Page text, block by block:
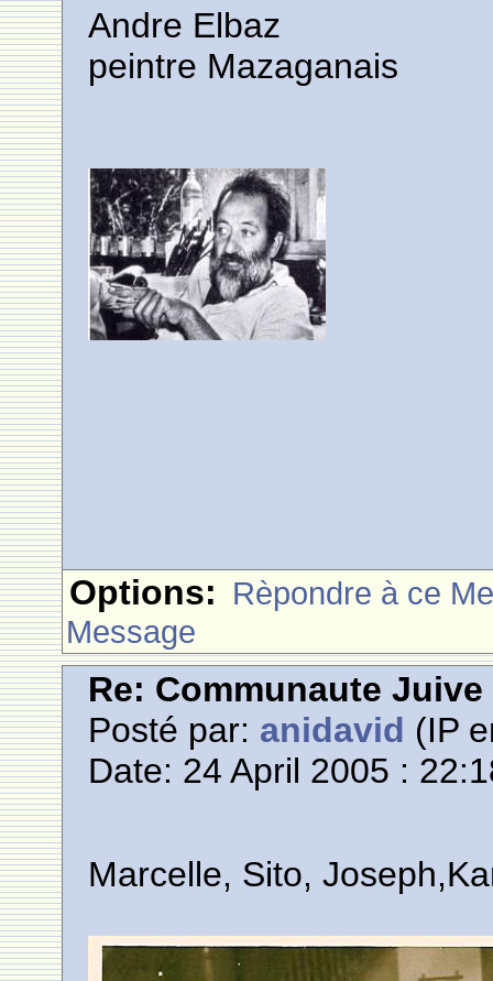
Andre Elbaz
peintre Mazaganais
Options: Rèpondre à ce
Message
Re: Communaute
Posté par: anidavid (IP
Date: 24 April 2005 :
Marcelle, Sito,